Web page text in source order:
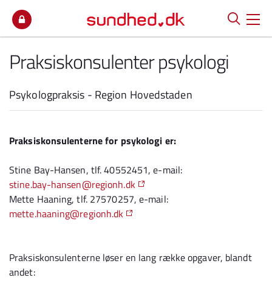
Praksiskonsulenter psykologi
Psykologpraksis - Region Hovedstaden
Praksiskonsulenterne for psykologi er:
Stine Bay-Hansen, tlf. 40552451, e-mail:
stine.bay-hansen@regionh.dk
Mette Haaning, tlf. 27570257, e-mail:
mette.haaning@regionh.dk
Praksiskonsulenterne løser en lang række opgaver, blandt
andet: